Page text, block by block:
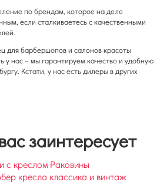
по брендам, которое на деле
если сталкиваетесь с качественными
для барбершопов и салонов красоты
у нас – мы гарантируем качество и удобную
Кстати, у нас есть дилеры в других
заинтересует
с креслом Раковины
кресла классика и винтаж